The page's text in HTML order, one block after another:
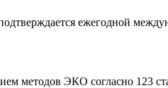
ежегодной
методов ЭКО согласно 123